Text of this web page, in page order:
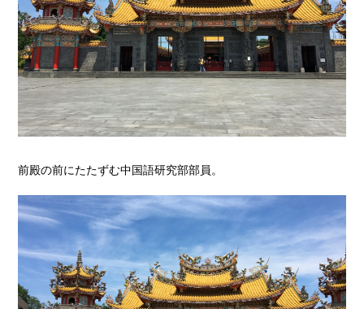
前殿の前にたたずむ中国語研究部部員。